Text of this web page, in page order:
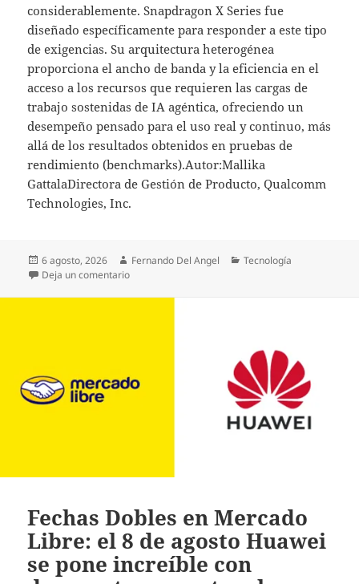
considerablemente. Snapdragon X Series fue
diseñado específicamente para responder a este tipo
de exigencias. Su arquitectura heterogénea
proporciona el ancho de banda y la eficiencia en el
acceso a los recursos que requieren las cargas de
trabajo sostenidas de IA agéntica, ofreciendo un
desempeño pensado para el uso real y continuo, más
allá de los resultados obtenidos en pruebas de
rendimiento (benchmarks).Autor:Mallika
GattalaDirectora de Gestión de Producto, Qualcomm
Technologies, Inc.
Publicado
el
6 agosto, 2026 Autor
Fernando Del Angel Categorías
Tecnología
Deja un comentarioen Aplicaciones de IA agéntica que se ejecutan
Fechas Dobles en Mercado
Libre: el 8 de agosto Huawei
se pone increíble con